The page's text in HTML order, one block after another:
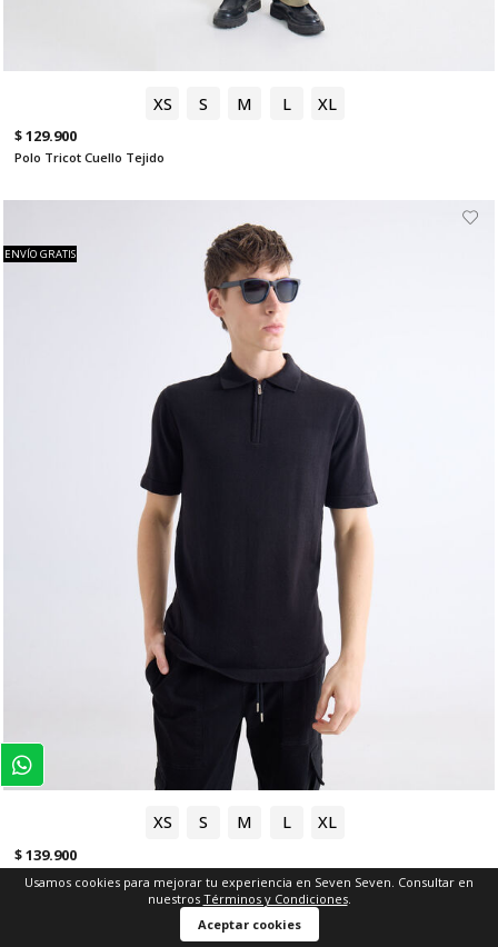
XS S M L XL
$ 129.900
Polo Tricot Cuello Tejido
XS S M L XL
ENVÍO GRATIS
$ 139.900
Usamos cookies para mejorar tu experiencia en Seven Seven. Consultar en
nuestros Términos y Condiciones.
Aceptar cookies